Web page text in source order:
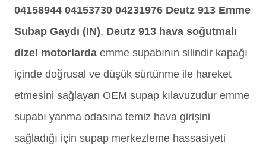
04158944 04153730 04231976 Deutz 913 Emme
Subap Gaydı (IN), Deutz 913 hava soğutmalı
dizel motorlarda emme supabının silindir kapağı
içinde doğrusal ve düşük sürtünme ile hareket
etmesini sağlayan OEM supap kılavuzudur emme
supabı yanma odasına temiz hava girişini
sağladığı için supap merkezleme hassasiyeti